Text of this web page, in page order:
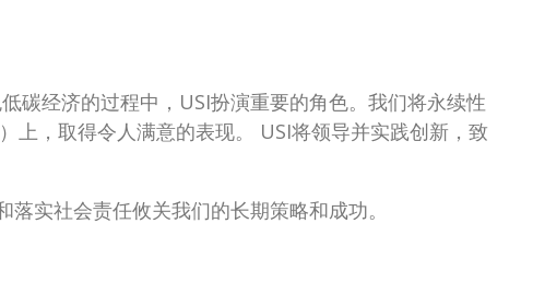
碳经济的过程中，USI扮演重要的角色。我们将永续性
上，取得令人满意的表现。 USI将领导并实践创新，致
实社会责任攸关我们的长期策略和成功。